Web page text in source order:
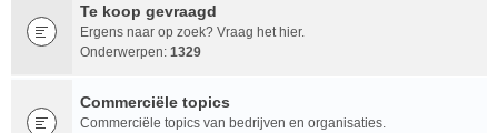
Te koop gevraagd
Ergens naar op zoek? Vraag het hier.
Onderwerpen: 1329
Commerciële topics
Commerciële topics van bedrijven en organisaties.